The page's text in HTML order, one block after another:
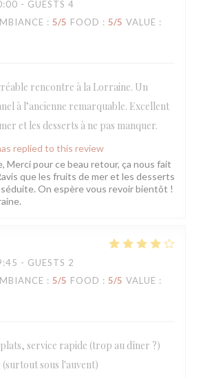
- GUESTS 4
: 5/5 FOOD : 5/5 VALUE :
rencontre à la Lorraine. Un
à l’ancienne remarquable. Excellent
et les desserts à ne pas manquer.
replied to this review
Merci pour ce beau retour, ça nous fait
que les fruits de mer et les desserts
On espère vous revoir bientôt !
- GUESTS 2
: 5/5 FOOD : 5/5 VALUE :
service rapide (trop au dîner ?)
sous l'auvent)